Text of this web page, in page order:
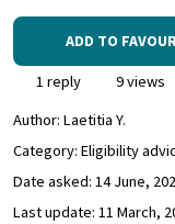
ADD TO
1 reply
9 views
Author: Laetitia Y.
Category: Eligibility
Date asked: 14 June,
Last update: 11 March,